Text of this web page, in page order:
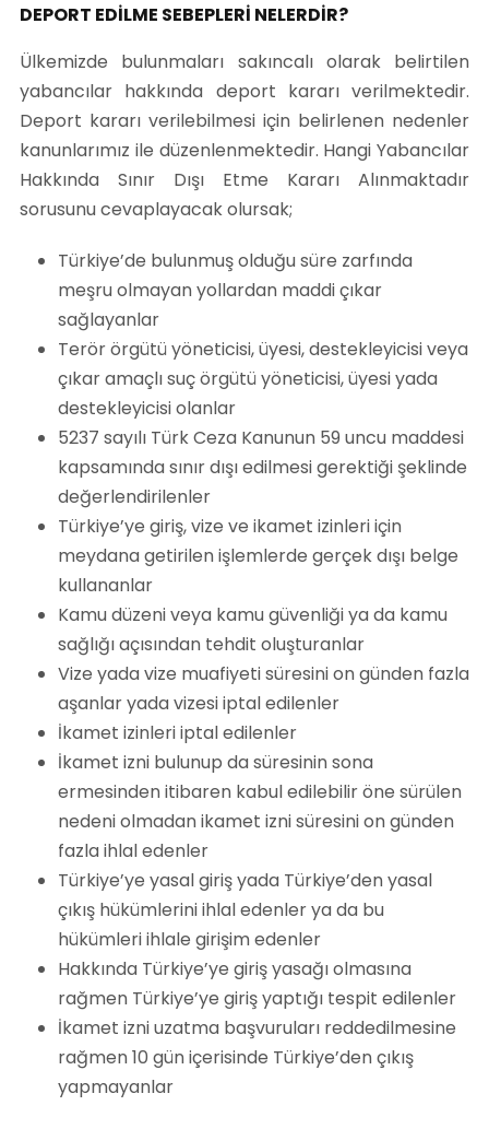
DEPORT EDİLME SEBEPLERİ NELERDİR?
Ülkemizde bulunmaları sakıncalı olarak belirtilen
yabancılar hakkında deport kararı verilmektedir.
Deport kararı verilebilmesi için belirlenen nedenler
kanunlarımız ile düzenlenmektedir. Hangi Yabancılar
Hakkında Sınır Dışı Etme Kararı Alınmaktadır
sorusunu cevaplayacak olursak;
Türkiye’de bulunmuş olduğu süre zarfında
meşru olmayan yollardan maddi çıkar
sağlayanlar
Terör örgütü yöneticisi, üyesi, destekleyicisi veya
çıkar amaçlı suç örgütü yöneticisi, üyesi yada
destekleyicisi olanlar
5237 sayılı Türk Ceza Kanunun 59 uncu maddesi
kapsamında sınır dışı edilmesi gerektiği şeklinde
değerlendirilenler
Türkiye’ye giriş, vize ve ikamet izinleri için
meydana getirilen işlemlerde gerçek dışı belge
kullananlar
Kamu düzeni veya kamu güvenliği ya da kamu
sağlığı açısından tehdit oluşturanlar
Vize yada vize muafiyeti süresini on günden fazla
aşanlar yada vizesi iptal edilenler
İkamet izinleri iptal edilenler
İkamet izni bulunup da süresinin sona
ermesinden itibaren kabul edilebilir öne sürülen
nedeni olmadan ikamet izni süresini on günden
fazla ihlal edenler
Türkiye’ye yasal giriş yada Türkiye’den yasal
çıkış hükümlerini ihlal edenler ya da bu
hükümleri ihlale girişim edenler
Hakkında Türkiye’ye giriş yasağı olmasına
rağmen Türkiye’ye giriş yaptığı tespit edilenler
İkamet izni uzatma başvuruları reddedilmesine
rağmen 10 gün içerisinde Türkiye’den çıkış
yapmayanlar